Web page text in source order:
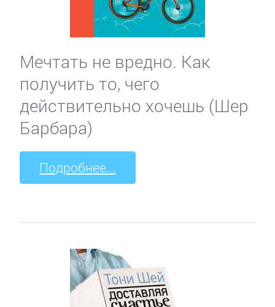
Мечтать не вредно. Как
получить то, чего
действительно хочешь (Шер
Барбара)
Подробнее...